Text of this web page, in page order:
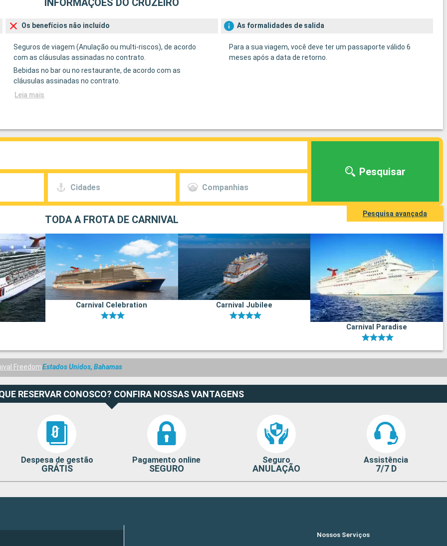
Os benefícios não incluído
Seguros de viagem (Anulação ou multi-riscos), de acordo
com as cláusulas assinadas no contrato.
Bebidas no bar ou no restaurante, de acordo com as
cláusulas assinadas no contrato.
Leia mais
As formalidades de salida
Para a sua viagem, você deve ter um passaporte válido 6
meses após a data de retorno.
Cidades Companhias
Pesquisar
Pesquisa avançada
TODA A FROTA DE CARNIVAL
Carnival Celebration Carnival Jubilee
Carnival Paradise
FreedomEstados Unidos, Bahamas
RESERVAR CONOSCO? CONFIRA NOSSAS VANTAGENS
Despesa de gestão
GRÁTIS
Pagamento online
SEGURO
Seguro
ANULAÇÃO
Assistência
7/7 D
Nossos Serviços